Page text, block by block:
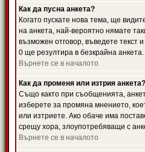
Как да пусна анкета?
Когато пускате нова тема, ще
на анкета, най-вероятно нямате
възможен отговор, въведете текст
0 ще резултира в безкрайна
Върнете се в началото
Как да променя или изтрия анкета?
Също както при съобщенията,
изберете за промяна мнението,
или изтриете. Ако обаче има
срещу хора, злоупотребяващи с
Върнете се в началото